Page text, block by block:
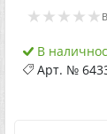
★★★★★
В
Арт. №